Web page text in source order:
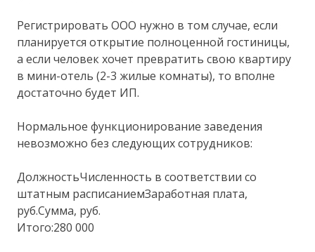
Регистрировать ООО нужно в том случае, если
планируется открытие полноценной гостиницы,
а если человек хочет превратить свою квартиру
в мини-отель (2-3 жилые комнаты), то вполне
достаточно будет ИП.
Нормальное функционирование заведения
невозможно без следующих сотрудников:
ДолжностьЧисленность в соответствии со
штатным расписаниемЗаработная плата,
руб.Сумма, руб.
Итого:280 000